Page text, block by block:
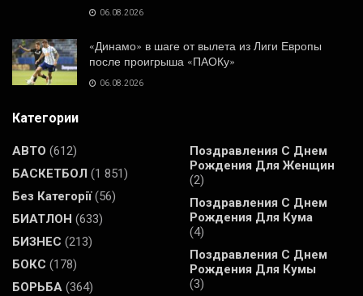
06.08.2026
«Динамо» в шаге от вылета из Лиги Европы
после проигрыша «ПАОКу»
06.08.2026
Категории
АВТО (612)
БАСКЕТБОЛ (1 851)
Без Категорії(56)
БИАТЛОН (633)
БИЗНЕС (213)
БОКС (178)
БОРЬБА (364)
Поздравления С Днем
Рождения Для Женщин
(2)
Поздравления С Днем
Рождения Для Кума
(4)
Поздравления С Днем
Рождения Для Кумы
(3)